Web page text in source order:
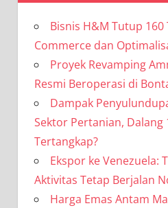
Bisnis H&M Tutup 160
Commerce dan
Proyek Revamping
Resmi Beroperasi di
Dampak
Sektor Pertanian, Dalang
Tertangkap?
Ekspor ke Venezuela:
Aktivitas Tetap Berjalan
Harga Emas Antam